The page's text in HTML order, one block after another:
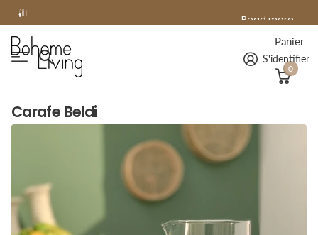
Livraisonofferteà domicile dès 99€ d'achat !
Read more
S'identifier
Panier
0
Carafe Beldi